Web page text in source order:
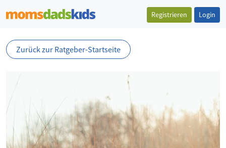
Registrieren Login
Zurück zur Ratgeber-Startseite